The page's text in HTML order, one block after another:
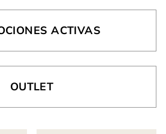
ACTIVAS
OUTLET